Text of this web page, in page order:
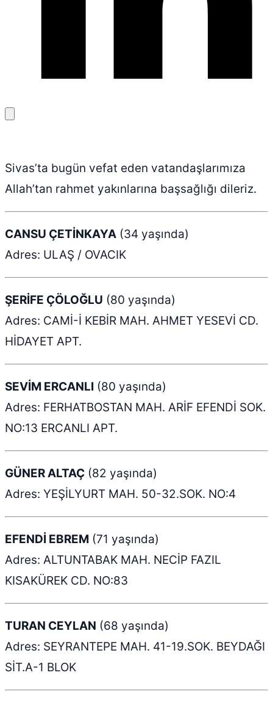
kopyala
Sivas’ta bugün vefat eden vatandaşlarımıza
Allah’tan rahmet yakınlarına başsağlığı dileriz.
CANSU ÇETİNKAYA (34 yaşında)
Adres: ULAŞ / OVACIK
ŞERİFE ÇÖLOĞLU (80 yaşında)
Adres: CAMİ-İ KEBİR MAH. AHMET YESEVİ CD.
HİDAYET APT.
SEVİM ERCANLI (80 yaşında)
Adres: FERHATBOSTAN MAH. ARİF EFENDİ SOK.
NO:13 ERCANLI APT.
GÜNER ALTAÇ (82 yaşında)
Adres: YEŞİLYURT MAH. 50-32.SOK. NO:4
EFENDİ EBREM (71 yaşında)
Adres: ALTUNTABAK MAH. NECİP FAZIL
KISAKÜREK CD. NO:83
TURAN CEYLAN (68 yaşında)
Adres: SEYRANTEPE MAH. 41-19.SOK. BEYDAĞI
SİT.A-1 BLOK